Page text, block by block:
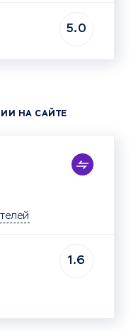
5.0
НА САЙТЕ
1.6